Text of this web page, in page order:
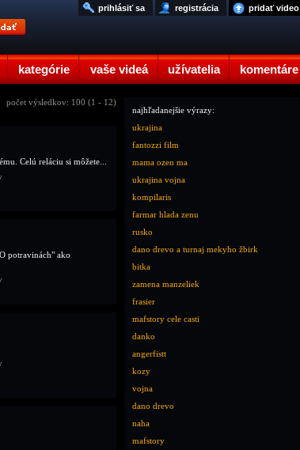
kategórie vaše videá užívatelia komentáre
pridať video
registrácia
prihlásiť sa
počet výsledkov: 100 (1 - 12)
Celú reláciu si môžete...
potravinách" ako
najhľadanejšie výrazy:
ukrajina
fantozzi film
mama ozen ma
ukrajina vojna
kompilaris
farmar hlada zenu
rusko
dano drevo a turnaj mekyho žbirk
bitka
zamena manzeliek
frasier
mafstory cele casti
danko
angerfistt
kozy
vojna
dano drevo
naha
mafstory